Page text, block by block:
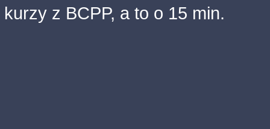
kurzy z BCPP, a to o 15 min.